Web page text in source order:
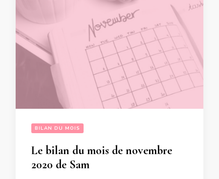
BILAN DU MOIS
Le bilan du mois de novembre
2020 de Sam